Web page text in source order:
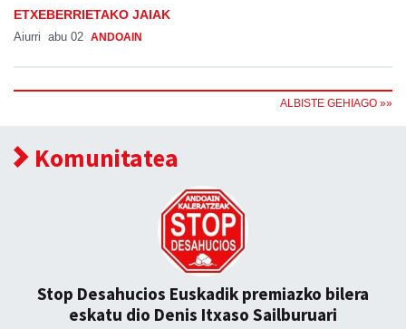
ETXEBERRIETAKO JAIAK
Aiurri abu 02 ANDOAIN
ALBISTE GEHIAGO »»
Komunitatea
Stop Desahucios Euskadik premiazko bilera
eskatu dio Denis Itxaso Sailburuari